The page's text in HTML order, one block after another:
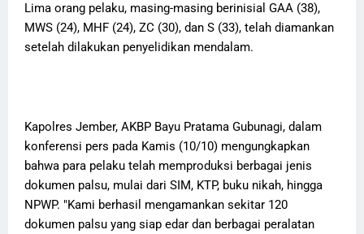
Lima orang pelaku, masing-masing berinisial GAA (38),
MWS (24), MHF (24), ZC (30), dan S (33), telah diamankan
setelah dilakukan penyelidikan mendalam.
Kapolres Jember, AKBP Bayu Pratama Gubunagi, dalam
konferensi pers pada Kamis (10/10) mengungkapkan
bahwa para pelaku telah memproduksi berbagai jenis
dokumen palsu, mulai dari SIM, KTP, buku nikah, hingga
NPWP. "Kami berhasil mengamankan sekitar 120
dokumen palsu yang siap edar dan berbagai peralatan